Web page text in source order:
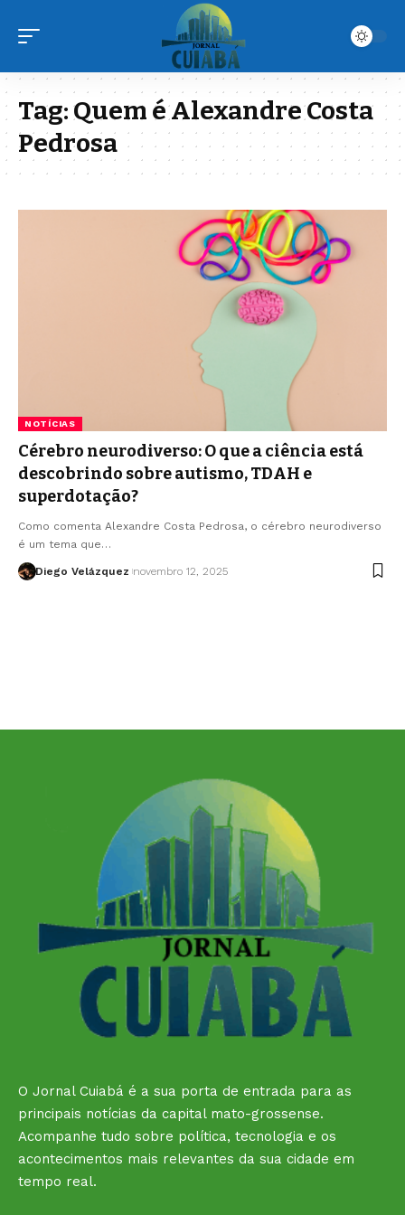
Tag:Quem é Alexandre Costa
Pedrosa
NOTÍCIAS
Cérebro neurodiverso: O que a ciência está
descobrindo sobre autismo, TDAH e
superdotação?
Como comenta Alexandre Costa Pedrosa, o cérebro neurodiverso
é um tema que…
Diego Velázquez novembro 12, 2025
O Jornal Cuiabá é a sua porta de entrada para as
principais notícias da capital mato-grossense.
Acompanhe tudo sobre política, tecnologia e os
acontecimentos mais relevantes da sua cidade em
tempo real.